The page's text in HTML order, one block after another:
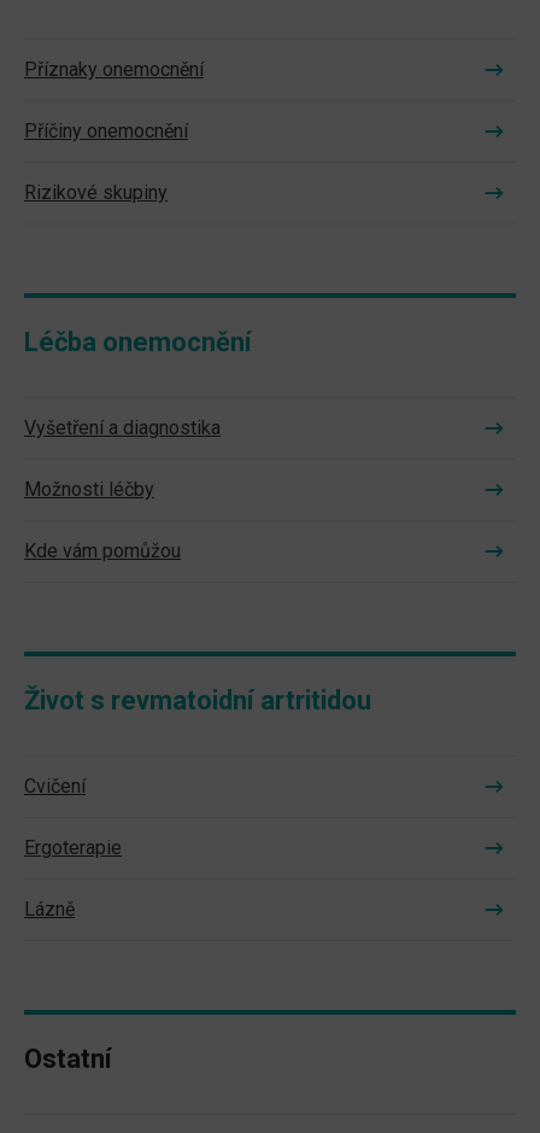
Příznaky onemocnění
Příčiny onemocnění
Rizikové skupiny
Léčba onemocnění
Vyšetření a diagnostika
Možnosti léčby
Kde vám pomůžou
Život s revmatoidní artritidou
Cvičení
Ergoterapie
Lázně
Ostatní